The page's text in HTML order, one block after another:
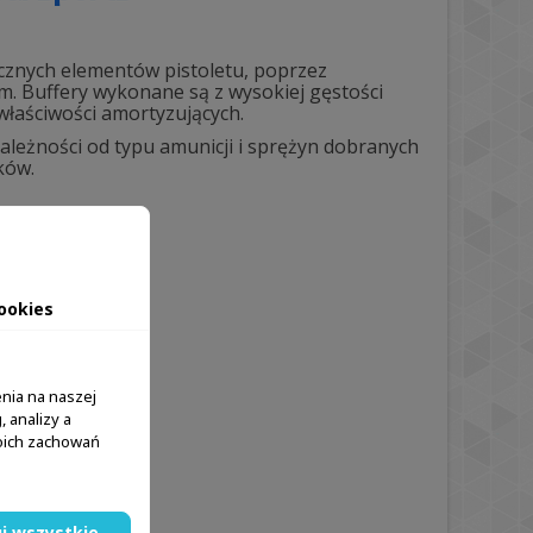
elementów pistoletu, poprzez
Buffery wykonane są z wysokiej gęstości
amortyzujących.
od typu amunicji i sprężyn dobranych
na naszej
analizy a
zachowań